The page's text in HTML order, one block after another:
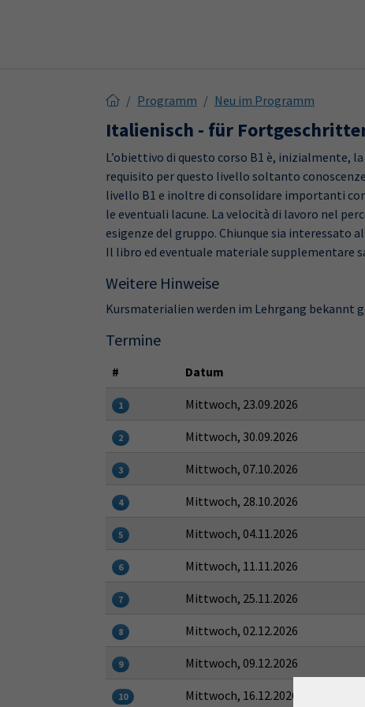
Programm Neu im Programm
Italienisch - für
L’obiettivo di questo corso B1 è, inizialmente,
requisito per questo livello soltanto
livello B1 e inoltre di consolidare importanti
le eventuali lacune. La velocità di lavoro nel
esigenze del gruppo. Chiunque sia interessato
Il libro ed eventuale materiale supplementare
Weitere Hinweise
Kursmaterialien werden im Lehrgang bekannt
Termine
# Datum
1 Mittwoch, 23.09.2026
2 Mittwoch, 30.09.2026
3 Mittwoch, 07.10.2026
4 Mittwoch, 28.10.2026
5 Mittwoch, 04.11.2026
6 Mittwoch, 11.11.2026
7 Mittwoch, 25.11.2026
8 Mittwoch, 02.12.2026
9 Mittwoch, 09.12.2026
10 Mittwoch, 16.12.2026